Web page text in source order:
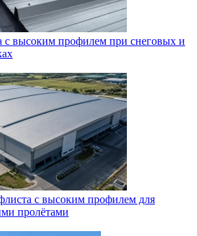
с высоким профилем при снеговых и
с высоким профилем для
пролётами